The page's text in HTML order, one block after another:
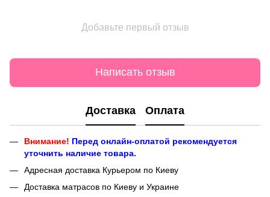
Добавьте первый отзыв
Написать отзыв
Доставка Оплата
Внимание! Перед онлайн-оплатой рекомендуется
уточнить наличие товара.
Адресная доставка Курьером по Киеву
Доставка матрасов по Киеву и Украине